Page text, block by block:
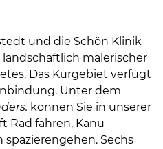
und die Schön Klinik
malerischer
Das Kurgebiet verfügt
Unter dem
können Sie in unserer
Rad fahren, Kanu
Sechs